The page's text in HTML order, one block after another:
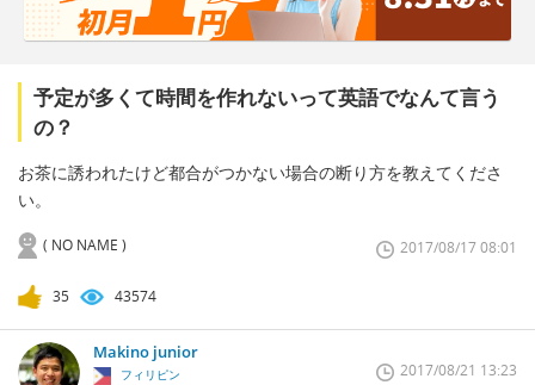
予定が多くて時間を作れないって英語でなんて言う
の？
お茶に誘われたけど都合がつかない場合の断り方を教えてくださ
い。
( NO NAME ) 2017/08/17 08:01
35 43574
Makino junior
フィリピン 2017/08/21 13:23